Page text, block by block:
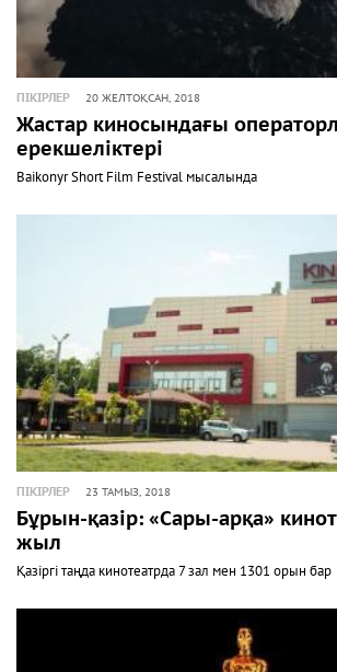
ПІКІРЛЕР 20 ЖЕЛТОҚСАН, 2018
Жастар киносындағы
ерекшеліктері
Baikonyr Short Film Festival мысалында
ПІКІРЛЕР 23 ТАМЫЗ, 2018
Бұрын-қазір: «Сары-арқа»
жыл
Қазіргі таңда кинотеатрда 7 зал мен 1301 орын бар